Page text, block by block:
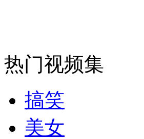
外交部：反对强权政治霸凌主义
外交部：有关国家言论片面不公正
热门视频集
搞笑
美女